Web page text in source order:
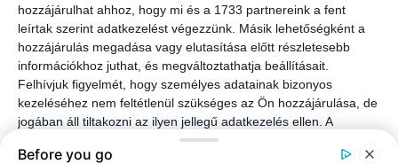
hozzájárulhat ahhoz, hogy mi és a 1733 partnereink a fent
leírtak szerint adatkezelést végezzünk. Másik lehetőségként a
hozzájárulás megadása vagy elutasítása előtt részletesebb
információkhoz juthat, és megváltoztathatja beállításait.
Felhívjuk figyelmét, hogy személyes adatainak bizonyos
kezeléséhez nem feltétlenül szükséges az Ön hozzájárulása, de
jogában áll tiltakozni az ilyen jellegű adatkezelés ellen. A
beállításai csak erre a weboldalra érvényesek. Bármikor
megváltoztathatja a preferenciáit, vagy visszavonhatja